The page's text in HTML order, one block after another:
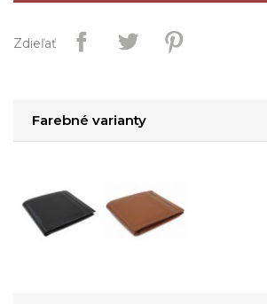
Zdieľať
Farebné varianty